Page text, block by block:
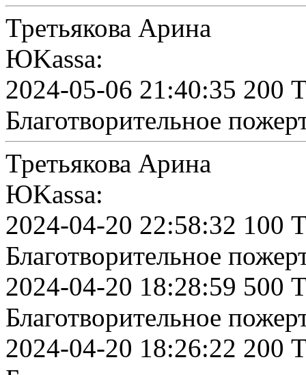
Третьякова Арина
ЮKassa:
2024-05-06 21:40:35 200
Благотворительное
Третьякова Арина
ЮKassa:
2024-04-20 22:58:32 100
Благотворительное
2024-04-20 18:28:59 500
Благотворительное
2024-04-20 18:26:22 200